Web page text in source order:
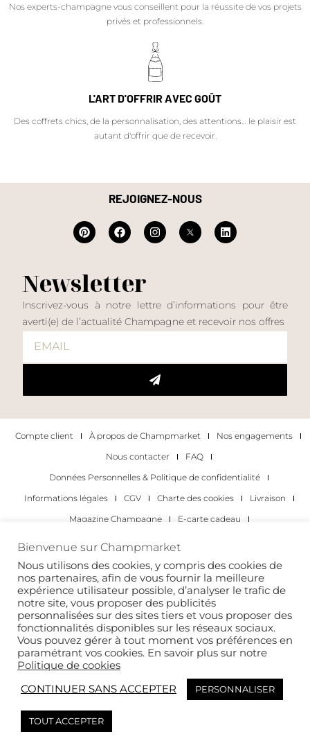
Nos experts-champagne vous conseillent pour la réussite de vos projets
privés et professionnels.
L'ART D'OFFRIR AVEC GOÛT
Des coffrets chics, de la personnalisation, des attentions… le plaisir est
autant d'offrir que de recevoir.
REJOIGNEZ-NOUS
Newsletter
Inscrivez-vous à notre lettre d’informations pour être
averti(e) de l’actualité Champagne et recevoir nos offres
Compte client À propos de Champmarket
Nos engagements
Nous contacter
FAQ
Données Personnelles & Politique de confidentialité
Informations légales
CGV Charte des cookies
Livraison
Magazine Champagne
E-carte cadeau
Les occasions pour déguster du champagne
Pour les particuliers
Pour les entreprises
Copyright 2022 © tous droits réservés. Champmarket.
Bienvenue sur Champmarket
Nous utilisons des cookies, y compris des cookies de
nos partenaires, afin de vous fournir la meilleure
expérience utilisateur possible, d’analyser le trafic de
notre site, vous proposer des publicités
personnalisées sur des sites tiers et vous proposer des
fonctionnalités disponibles sur les réseaux sociaux.
Vous pouvez gérer à tout moment vos préférences en
paramétrant vos cookies. En savoir plus sur notre
Politique de cookies
CONTINUER SANS ACCEPTER
PERSONNALISER
TOUT ACCEPTER